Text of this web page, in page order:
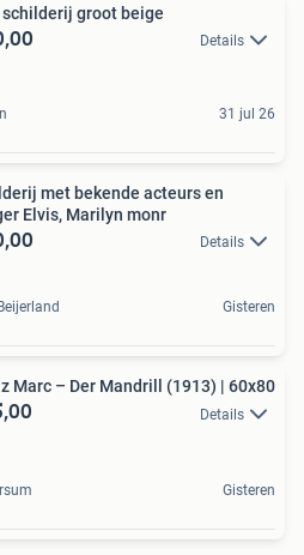
schilderij groot beige
Details
31 jul 26
met bekende acteurs en
Elvis, Marilyn monr
Details
Gisteren
Marc – Der Mandrill (1913) | 60x80
Details
Gisteren